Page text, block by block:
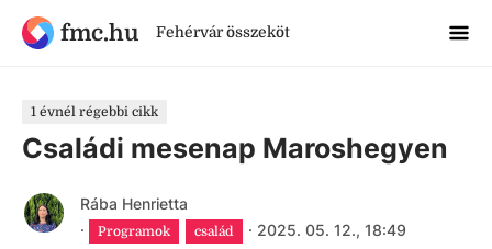
fmc.hu Fehérvár összeköt
1 évnél régebbi cikk
Családi mesenap Maroshegyen
Rába Henrietta
·
Programok család · 2025. 05. 12., 18:49